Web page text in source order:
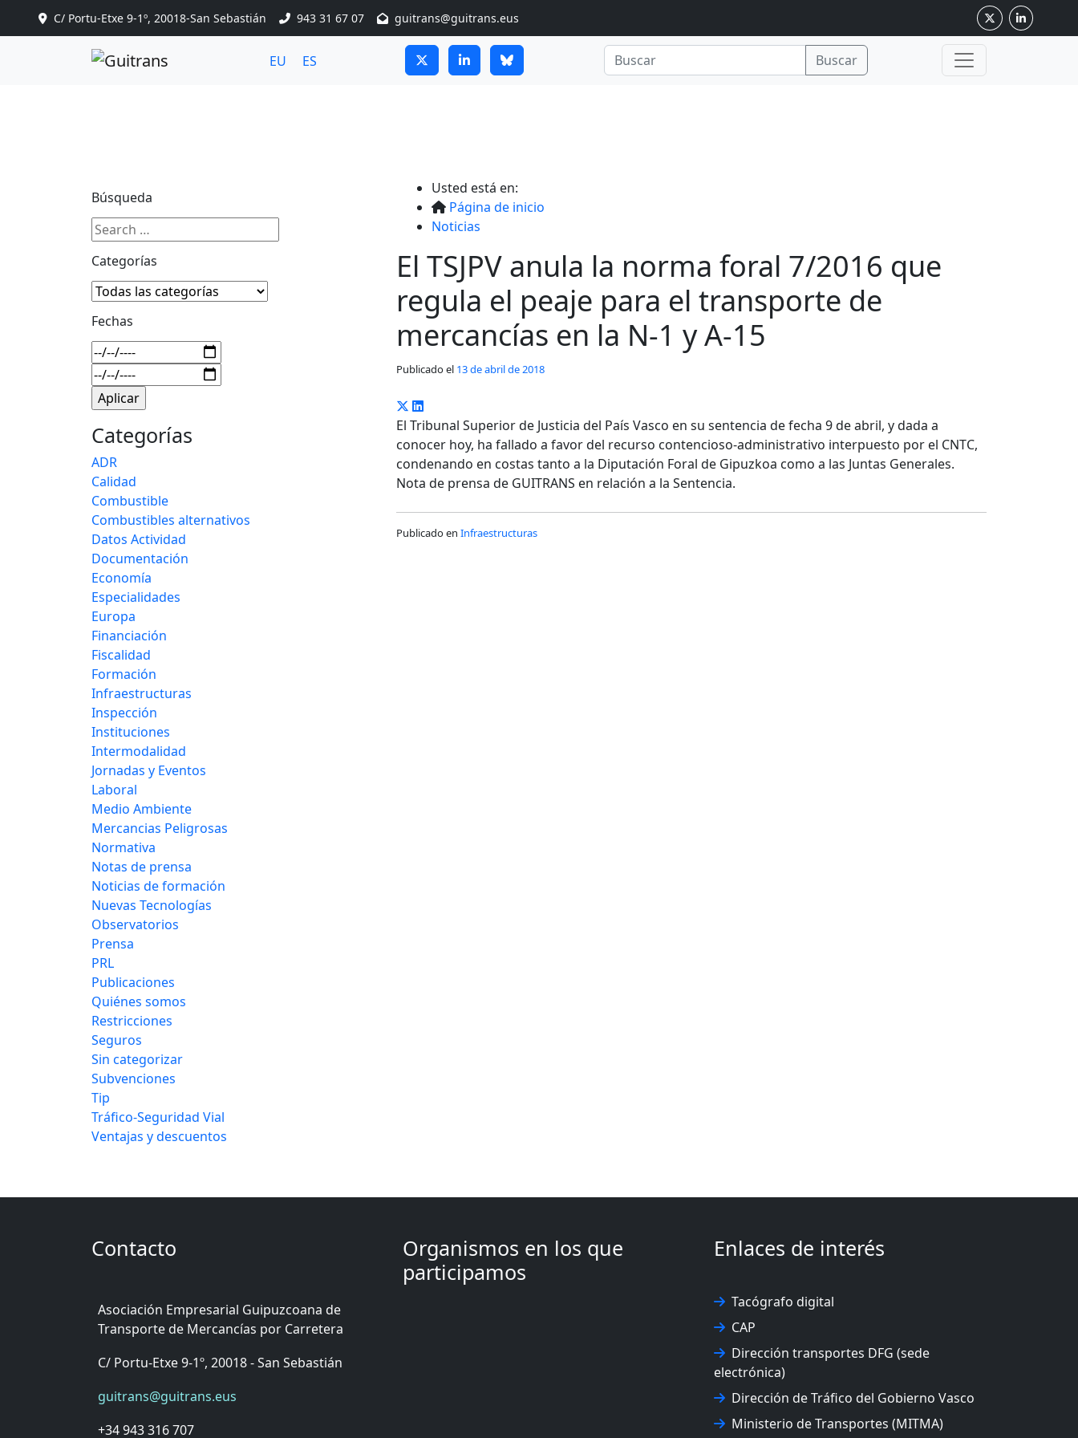
Continuar al contenido principal
C/ Portu-Etxe 9-1º, 20018-San Sebastián 943 31 67 07 guitrans@guitrans.eus
EU ES Buscar
Usted está en:
Página de inicio
Noticias
El TSJPV anula la norma foral 7/2016 que
regula el peaje para el transporte de
mercancías en la N-1 y A-15
Publicado el 13 de abril de 2018
El Tribunal Superior de Justicia del País Vasco en su sentencia de fecha 9 de abril, y dada a
conocer hoy, ha fallado a favor del recurso contencioso-administrativo interpuesto por el CNTC,
condenando en costas tanto a la Diputación Foral de Gipuzkoa como a las Juntas Generales.
Nota de prensa de GUITRANS en relación a la Sentencia.
Publicado en Infraestructuras
Búsqueda
Categorías
Fechas
Categorías
ADR
Calidad
Combustible
Combustibles alternativos
Datos Actividad
Documentación
Economía
Especialidades
Europa
Financiación
Fiscalidad
Formación
Infraestructuras
Inspección
Instituciones
Intermodalidad
Jornadas y Eventos
Laboral
Medio Ambiente
Mercancias Peligrosas
Normativa
Notas de prensa
Noticias de formación
Nuevas Tecnologías
Observatorios
Prensa
PRL
Publicaciones
Quiénes somos
Restricciones
Seguros
Sin categorizar
Subvenciones
Tip
Tráfico-Seguridad Vial
Ventajas y descuentos
Contacto
Asociación Empresarial Guipuzcoana de
Transporte de Mercancías por Carretera
C/ Portu-Etxe 9-1º, 20018 - San Sebastián
guitrans@guitrans.eus
+34 943 316 707
Organismos en los que
participamos
Enlaces de interés
Tacógrafo digital
CAP
Dirección transportes DFG (sede
electrónica)
Dirección de Tráfico del Gobierno Vasco
Ministerio de Transportes (MITMA)